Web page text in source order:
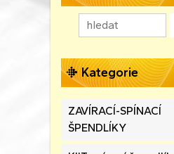
Kategorie
ZAVÍRACÍ-SPÍNACÍ
ŠPENDLÍKY